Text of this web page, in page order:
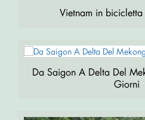
Vietnam in
Da Saigon A Delta Del
Giorni